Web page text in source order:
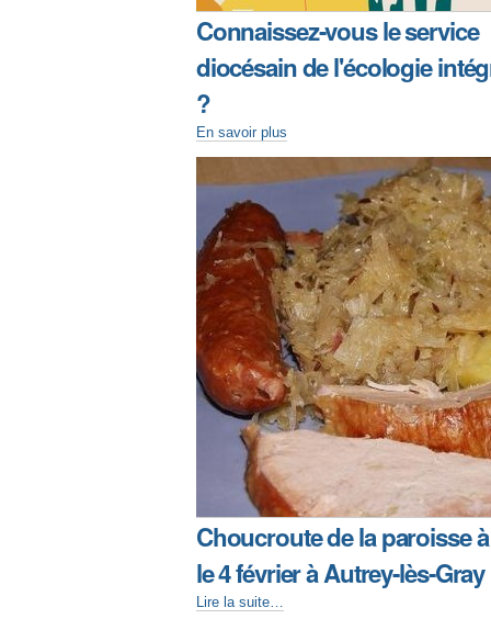
Connaissez-vous le service
diocésain de l'écologie
?
En savoir plus
Choucroute de la paroisse
le 4 février à Autrey-lès-Gray
Lire la suite…